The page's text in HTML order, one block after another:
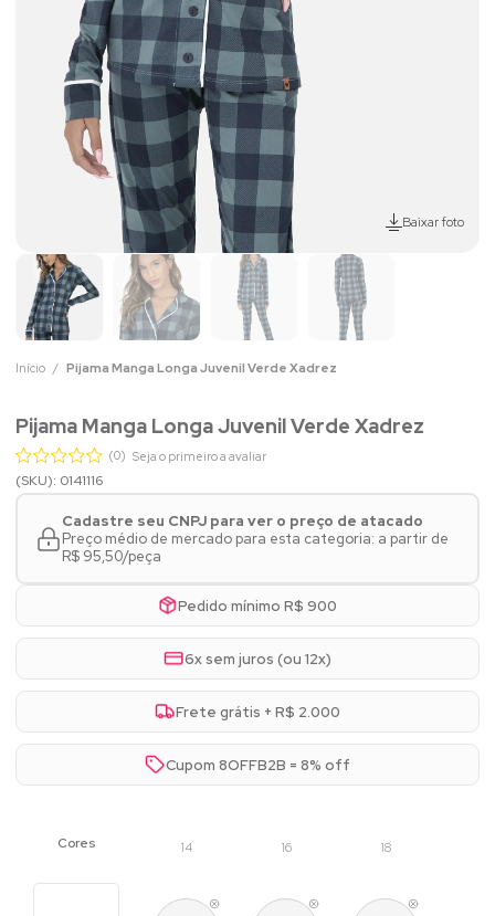
Baixar foto
Início Pijama Manga Longa Juvenil Verde Xadrez
Pijama Manga Longa Juvenil Verde Xadrez
(0) Seja o primeiro a avaliar
(SKU): 0141116
Cadastre seu CNPJ para ver o preço de atacado
Preço médio de mercado para esta categoria: a partir de
R$ 95,50/peça
Pedido mínimo R$ 900
6x sem juros (ou 12x)
Frete grátis + R$ 2.000
Cupom 8OFFB2B = 8% off
14 16 18